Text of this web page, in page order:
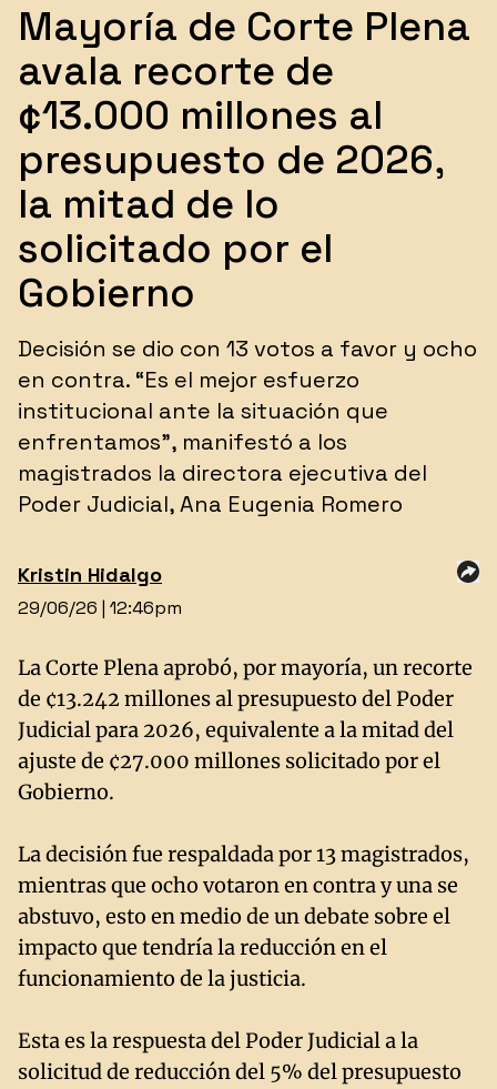
Mayoría de Corte Plena
avala recorte de
¢13.000 millones al
presupuesto de 2026,
la mitad de lo
solicitado por el
Gobierno
Decisión se dio con 13 votos a favor y ocho
en contra. “Es el mejor esfuerzo
institucional ante la situación que
enfrentamos”, manifestó a los
magistrados la directora ejecutiva del
Poder Judicial, Ana Eugenia Romero
Kristin Hidalgo
29/06/26 | 12:46pm
La Corte Plena aprobó, por mayoría, un recorte
de ¢13.242 millones al presupuesto del Poder
Judicial para 2026, equivalente a la mitad del
ajuste de ¢27.000 millones solicitado por el
Gobierno.
La decisión fue respaldada por 13 magistrados,
mientras que ocho votaron en contra y una se
abstuvo, esto en medio de un debate sobre el
impacto que tendría la reducción en el
funcionamiento de la justicia.
Esta es la respuesta del Poder Judicial a la
solicitud de reducción del 5% del presupuesto